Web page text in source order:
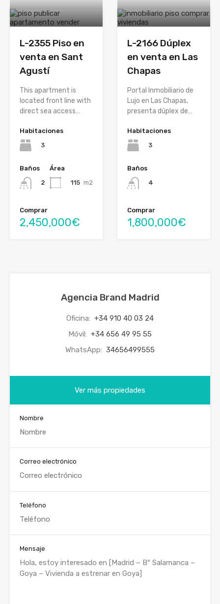
L-2355 Piso en
venta en Sant
Agustí
This apartment is
located front line with
direct sea access…
Habitaciones
3
Baños
2
Área
115 m2
Comprar
2,450,000€
L-2166 Dúplex
en venta en Las
Chapas
Portal Inmobiliario de
Lujo en Las Chapas,
presenta dúplex de…
Habitaciones
3
Baños
4
Comprar
1,800,000€
Agencia Brand Madrid
Oficina: +34 910 40 03 24
Móvil: +34 656 49 95 55
WhatsApp: 34656499555
Ver más propiedades
Nombre
Correo electrónico
Teléfono
Mensaje